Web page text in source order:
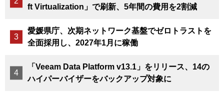
ft Virtualization」で刷新、5年間の費用を2割減
愛媛県庁、次期ネットワーク基盤でゼロトラストを
全面採用し、2027年1月に稼働
「Veeam Data Platform v13.1」をリリース、14の
ハイパーバイザーをバックアップ対象に